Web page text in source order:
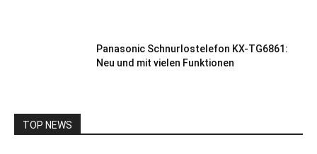
Panasonic Schnurlostelefon KX-TG6861:
Neu und mit vielen Funktionen
TOP NEWS